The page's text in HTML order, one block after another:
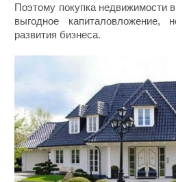
Поэтому покупка недвижимости
выгодное
развития бизнеса.